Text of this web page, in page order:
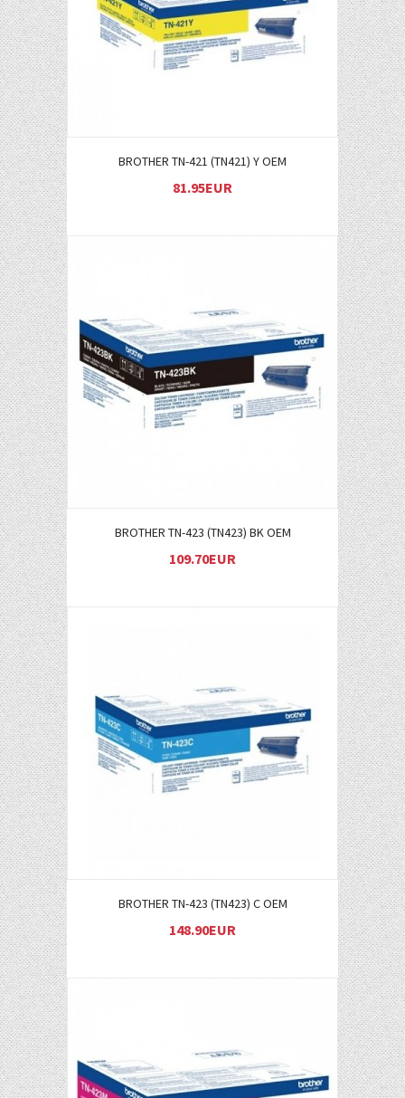
BROTHER TN-421 (TN421) Y OEM
81.95EUR
Į KREPŠELĮ
BROTHER TN-423 (TN423) BK OEM
109.70EUR
Į KREPŠELĮ
BROTHER TN-423 (TN423) C OEM
148.90EUR
Į KREPŠELĮ